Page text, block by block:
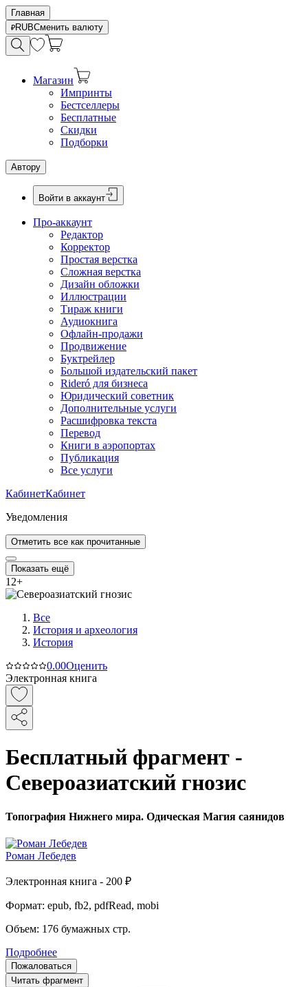
Главная
RUBСменить валюту
Магазин
Импринты
Бестселлеры
Бесплатные
Скидки
Подборки
Автору
Войти в аккаунт
Про-аккаунт
Редактор
Корректор
Простая верстка
Сложная верстка
Дизайн обложки
Иллюстрации
Тираж книги
Аудиокнига
Офлайн-продажи
Продвижение
Буктрейлер
Большой издательский пакет
Rideró для бизнеса
Юридический советник
Дополнительные услуги
Расшифровка текста
Перевод
Книги в аэропортах
Публикация
Все услуги
КабинетКабинет
Уведомления
Отметить все как прочитанные
Показать ещё
12+
Все
История и археология
История
0.00Оценить
Электронная книга
Бесплатный фрагмент -
Североазиатский гнозис
Топография Нижнего мира. Одическая Магия саянидов
Роман Лебедев
Электронная книга - 200 ₽
Формат: epub, fb2, pdfRead, mobi
Объем: 176 бумажных стр.
Подробнее
Пожаловаться
Читать фрагмент